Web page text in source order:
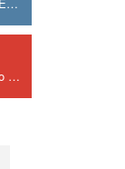
Siga-nos no Google